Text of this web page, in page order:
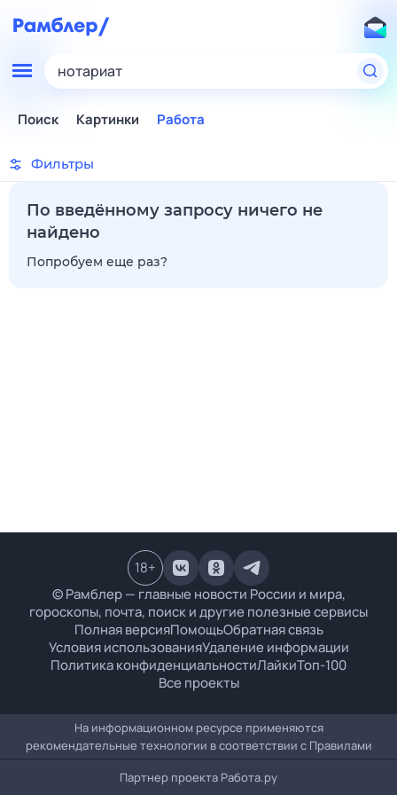
нотариат
Поиск Картинки Работа
Фильтры
По введённому запросу ничего не
найдено
Попробуем еще раз?
© Рамблер — главные новости России и мира,
гороскопы, почта, поиск и другие полезные сервисы
Полная версияПомощьОбратная связь
Условия использованияУдаление информации
Политика конфиденциальностиЛайкиТоп-100
Все проекты
18+
На информационном ресурсе применяются
рекомендательные технологии в соответствии с Правилами
Партнер проекта Работа.ру